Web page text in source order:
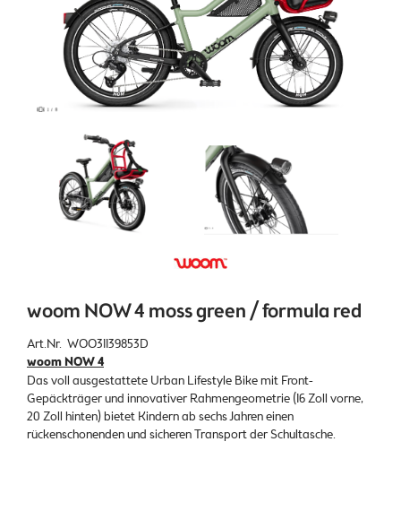
woom NOW 4 moss green / formula red
Art.Nr. WOO31139853D
woom NOW 4
Das voll ausgestattete Urban Lifestyle Bike mit Front-
Gepäckträger und innovativer Rahmengeometrie (16 Zoll vorne,
20 Zoll hinten) bietet Kindern ab sechs Jahren einen
rückenschonenden und sicheren Transport der Schultasche.